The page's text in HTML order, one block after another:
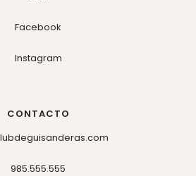
Facebook
Instagram
CONTACTO
985.555.555